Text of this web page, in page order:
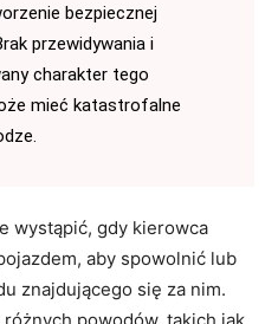
bezpiecznej
przewidywania i
charakter tego
mieć katastrofalne
wystąpić, gdy kierowca
aby spowolnić lub
znajdującego się za nim.